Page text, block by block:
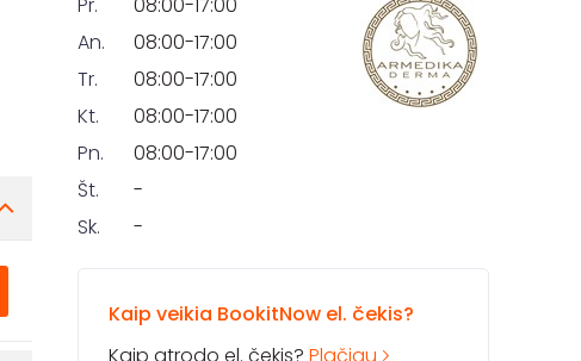
An.
08:00-17:00
Tr.
08:00-17:00
Kt.
08:00-17:00
Pn.
08:00-17:00
Št.
-
Sk.
-
Kaip veikia BookitNow el. čekis?